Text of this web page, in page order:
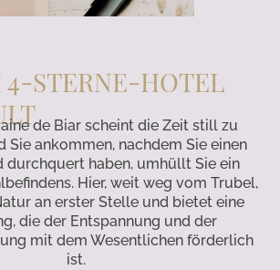
STERNE-HOTEL
de Biar scheint die Zeit still zu
Sie ankommen, nachdem Sie einen
durchquert haben, umhüllt Sie ein
Hier, weit weg vom Trubel,
an erster Stelle und bietet eine
die der Entspannung und der
mit dem Wesentlichen förderlich
ist.